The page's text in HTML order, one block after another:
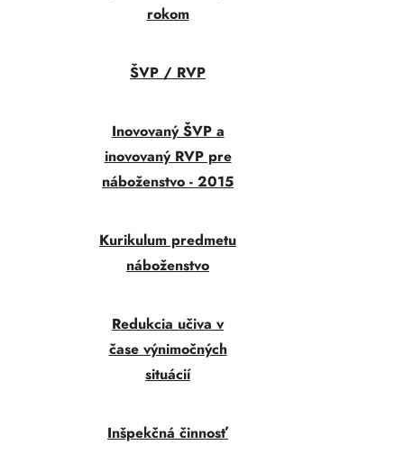
rokom
ŠVP / RVP
Inovovaný ŠVP a
inovovaný RVP pre
náboženstvo - 2015
Kurikulum predmetu
náboženstvo
Redukcia učiva v
čase výnimočných
situácií
Inšpekčná činnosť